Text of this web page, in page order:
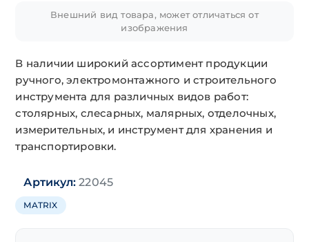
Внешний вид товара, может отличаться от
изображения
В наличии широкий ассортимент продукции
ручного, электромонтажного и строительного
инструмента для различных видов работ:
столярных, слесарных, малярных, отделочных,
измерительных, и инструмент для хранения и
транспортировки.
Артикул: 22045
MATRIX